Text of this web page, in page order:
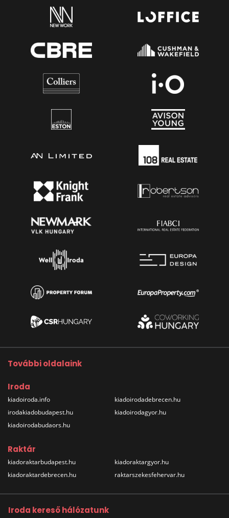
További oldalaink
Iroda
kiadoiroda.info
irodakiadobudapest.hu
kiadoirodabudaors.hu
kiadoirodadebrecen.hu
kiadoirodagyor.hu
Raktár
kiadoraktarbudapest.hu
kiadoraktardebrecen.hu
kiadoraktargyor.hu
raktarszekesfehervar.hu
Iroda kereső hálózatunk